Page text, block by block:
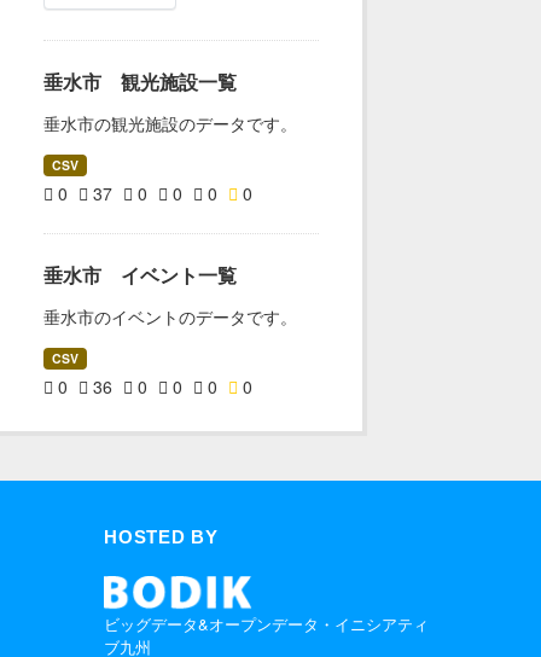
垂水市 観光施設一覧
垂水市の観光施設のデータです。
CSV
0 37 0 0 0 0
垂水市 イベント一覧
垂水市のイベントのデータです。
CSV
0 36 0 0 0 0
HOSTED BY
ビッグデータ&オープンデータ・イニシアティ
ブ九州